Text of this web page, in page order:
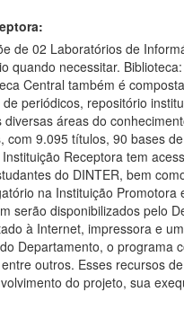
de 02 Laboratórios de
quando necessitar.
Central também é
periódicos, repositório
áreas do
9.095 títulos, 90 bases
A UFMA garantirá a infraestrutura de pesquisa
do DINTER, bem
na Instituição
serão disponibilizados pelo
à Internet, impressora e
Departamento, o
outros. Esses recursos
do projeto, sua